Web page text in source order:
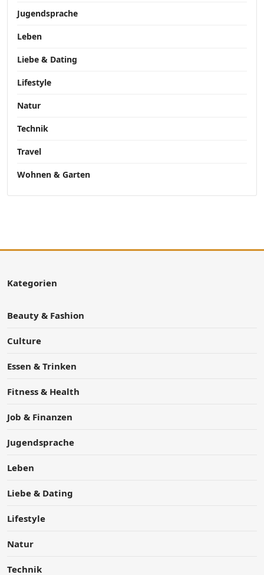
Jugendsprache
Leben
Liebe & Dating
Lifestyle
Natur
Technik
Travel
Wohnen & Garten
Kategorien
Beauty & Fashion
Culture
Essen & Trinken
Fitness & Health
Job & Finanzen
Jugendsprache
Leben
Liebe & Dating
Lifestyle
Natur
Technik